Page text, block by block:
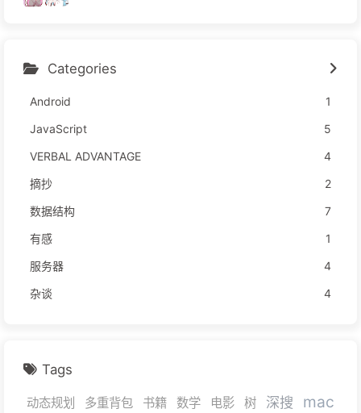
Categories
Android
1
JavaScript
5
VERBAL ADVANTAGE
4
摘抄
2
数据结构
7
有感
1
服务器
4
杂谈
4
Tags
动态规划 多重背包 书籍 数学 电影 树 深搜 mac